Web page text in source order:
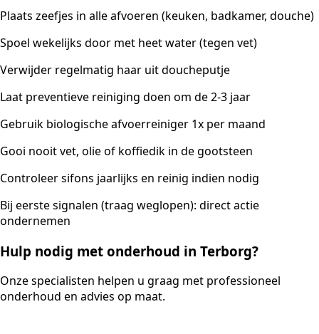
Plaats zeefjes in alle afvoeren (keuken, badkamer, douche)
Spoel wekelijks door met heet water (tegen vet)
Verwijder regelmatig haar uit doucheputje
Laat preventieve reiniging doen om de 2-3 jaar
Gebruik biologische afvoerreiniger 1x per maand
Gooi nooit vet, olie of koffiedik in de gootsteen
Controleer sifons jaarlijks en reinig indien nodig
Bij eerste signalen (traag weglopen): direct actie
ondernemen
Hulp nodig met onderhoud in Terborg?
Onze specialisten helpen u graag met professioneel
onderhoud en advies op maat.